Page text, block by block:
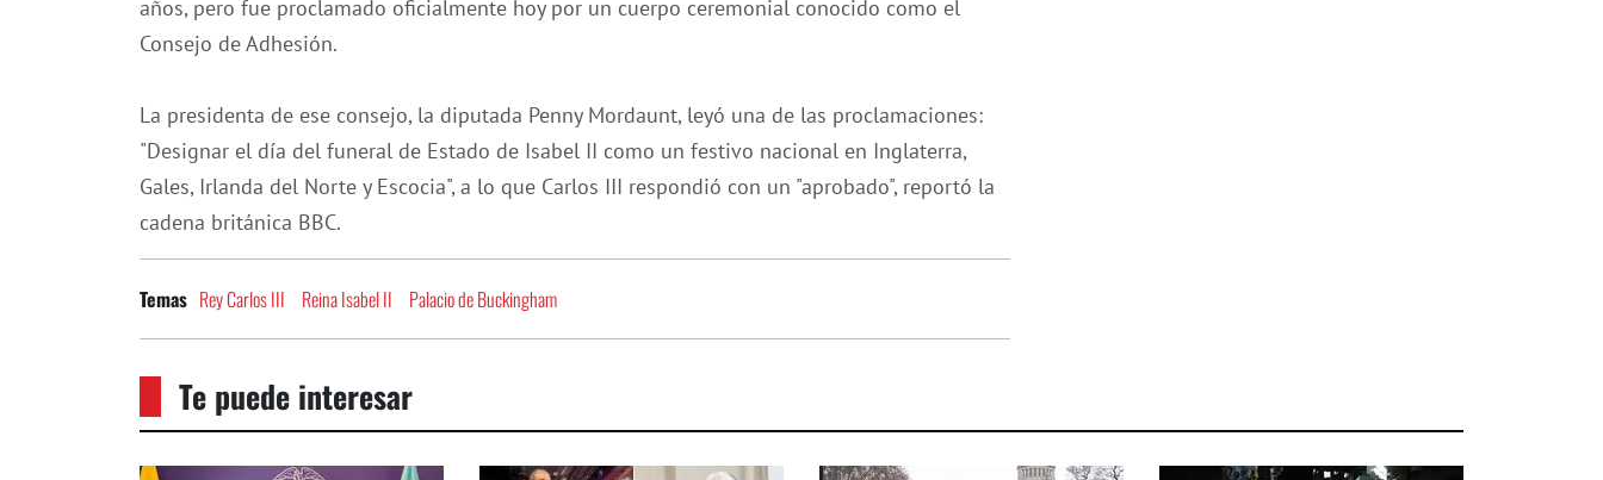
años, pero fue proclamado oficialmente hoy por un cuerpo ceremonial conocido como el
Consejo de Adhesión.
La presidenta de ese consejo, la diputada Penny Mordaunt, leyó una de las proclamaciones:
"Designar el día del funeral de Estado de Isabel II como un festivo nacional en Inglaterra,
Gales, Irlanda del Norte y Escocia", a lo que Carlos III respondió con un "aprobado", reportó la
cadena británica BBC.
Temas Rey Carlos III Reina Isabel II Palacio de Buckingham
Te puede interesar